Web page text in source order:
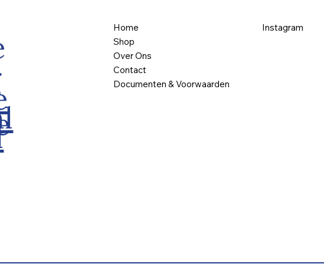
Home
Shop
Over Ons
Contact
Documenten & Voorwaarden
Instagram